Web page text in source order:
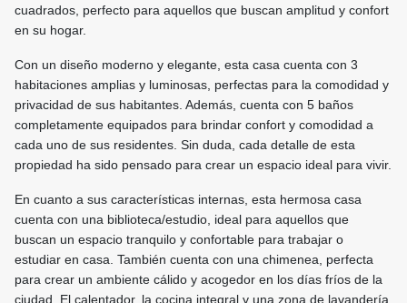
cuadrados, perfecto para aquellos que buscan amplitud y confort
en su hogar.
Con un diseño moderno y elegante, esta casa cuenta con 3
habitaciones amplias y luminosas, perfectas para la comodidad y
privacidad de sus habitantes. Además, cuenta con 5 baños
completamente equipados para brindar confort y comodidad a
cada uno de sus residentes. Sin duda, cada detalle de esta
propiedad ha sido pensado para crear un espacio ideal para vivir.
En cuanto a sus características internas, esta hermosa casa
cuenta con una biblioteca/estudio, ideal para aquellos que
buscan un espacio tranquilo y confortable para trabajar o
estudiar en casa. También cuenta con una chimenea, perfecta
para crear un ambiente cálido y acogedor en los días fríos de la
ciudad. El calentador, la cocina integral y una zona de lavandería